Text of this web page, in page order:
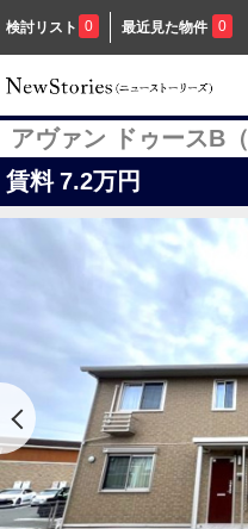
検討リスト 0 最近見た物件 0
アヴァン ドゥースB（
賃料 7.2万円